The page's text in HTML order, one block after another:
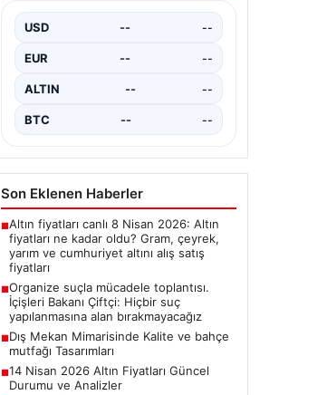
Yatırımcıların ve piyasa
ettiği altın fiyatları, haftanın ikinci
USD -- --
EUR -- --
ALTIN -- --
BTC -- --
Son Eklenen Haberler
■Altın fiyatları canlı 8 Nisan 2026: Altın
fiyatları ne kadar oldu? Gram, çeyrek,
yarım ve cumhuriyet altını alış satış
fiyatları
■Organize suçla mücadele toplantısı.
İçişleri Bakanı Çiftçi: Hiçbir suç
yapılanmasına alan bırakmayacağız
■Dış Mekan Mimarisinde Kalite ve bahçe
mutfağı Tasarımları
■14 Nisan 2026 Altın Fiyatları Güncel
Durumu ve Analizler